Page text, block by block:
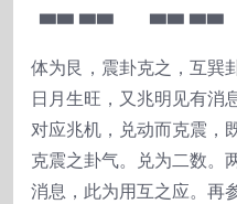
▅▅ ▅▅ ▅▅ ▅▅
体为艮，震卦克之，互巽
日月生旺，又兆明见有消
对应兆机，兑动而克震，
克震之卦气。兑为二数。
消息，此为用互之应。再